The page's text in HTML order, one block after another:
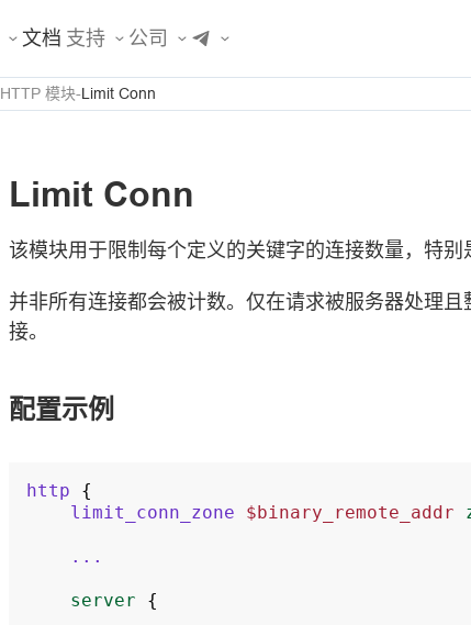
文档 支持 公司
HTTP 模块 Limit Conn
Limit Conn
该模块用于限制每个定义的关键字的连接数量，特别
并非所有连接都会被计数。仅在请求被服务器处理
接。
配置示例
http
{
limit_conn_zone
$binary_remote_addr
...
server {